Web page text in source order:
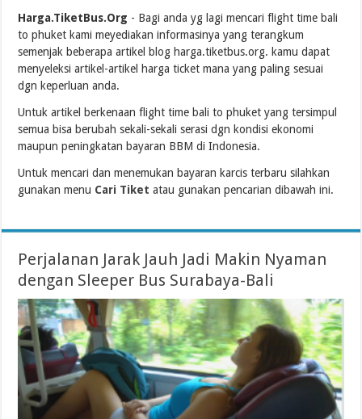
Harga.TiketBus.Org - Bagi anda yg lagi mencari flight time bali
to phuket kami meyediakan informasinya yang terangkum
semenjak beberapa artikel blog harga.tiketbus.org. kamu dapat
menyeleksi artikel-artikel harga ticket mana yang paling sesuai
dgn keperluan anda.
Untuk artikel berkenaan flight time bali to phuket yang tersimpul
semua bisa berubah sekali-sekali serasi dgn kondisi ekonomi
maupun peningkatan bayaran BBM di Indonesia.
Untuk mencari dan menemukan bayaran karcis terbaru silahkan
gunakan menu Cari Tiket atau gunakan pencarian dibawah ini.
Perjalanan Jarak Jauh Jadi Makin Nyaman
dengan Sleeper Bus Surabaya-Bali